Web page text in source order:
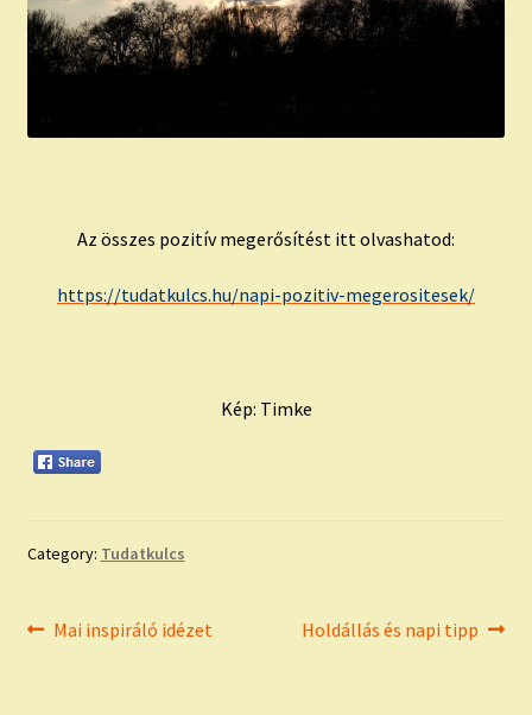
Az összes pozitív megerősítést itt olvashatod:
https://tudatkulcs.hu/napi-pozitiv-megerositesek/
Kép: Timke
Category: Tudatkulcs
Bejegyzés
Previous
Mai inspiráló idézet
Next
Holdállás és napi tipp